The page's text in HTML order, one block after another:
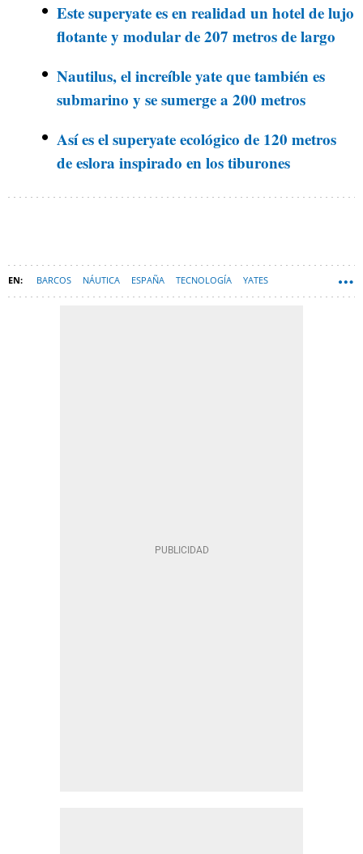
Este superyate es en realidad un hotel de lujo
flotante y modular de 207 metros de largo
Nautilus, el increíble yate que también es
submarino y se sumerge a 200 metros
Así es el superyate ecológico de 120 metros
de eslora inspirado en los tiburones
BARCOS NÁUTICA ESPAÑA TECNOLOGÍA YATES